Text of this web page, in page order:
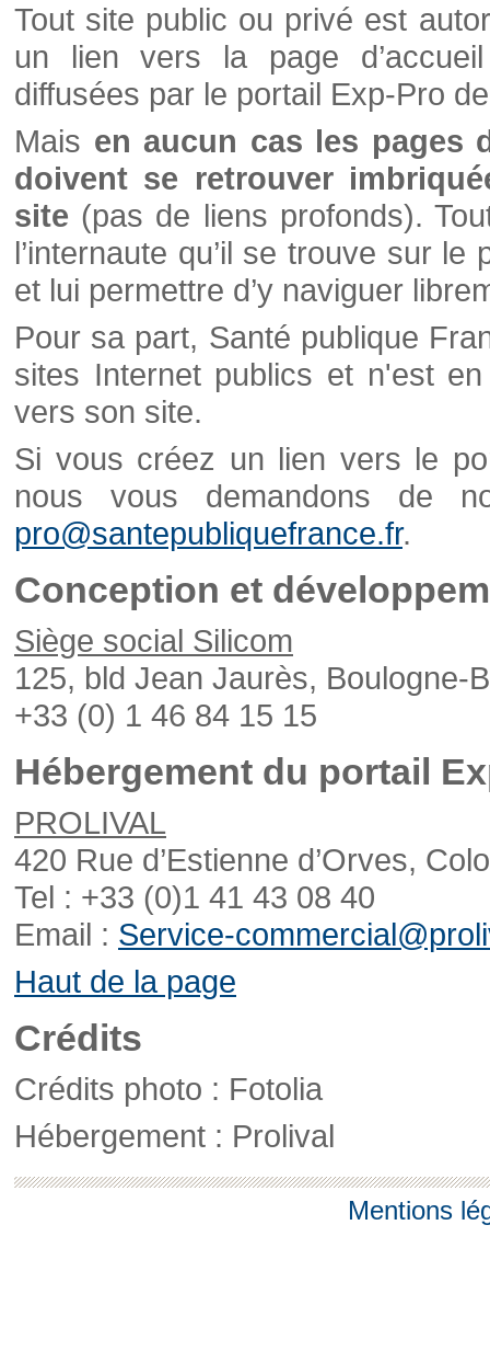
Tout site public ou privé est
un lien vers la page
diffusées par le portail Exp-Pro
Mais en aucun cas les pages
doivent se retrouver
site (pas de liens profonds).
l’internaute qu’il se trouve sur
et lui permettre d’y naviguer
Pour sa part, Santé publique
sites Internet publics et n'est
vers son site.
Si vous créez un lien vers le
nous vous demandons de
pro@santepubliquefrance.fr.
Conception et
Siège social Silicom
125, bld Jean Jaurès, Boulogne-
+33 (0) 1 46 84 15 15
Hébergement du portail
PROLIVAL
420 Rue d’Estienne d’Orves,
Tel : +33 (0)1 41 43 08 40
Email : Service-
Haut de la page
Crédits
Crédits photo : Fotolia
Hébergement : Prolival
Mentions